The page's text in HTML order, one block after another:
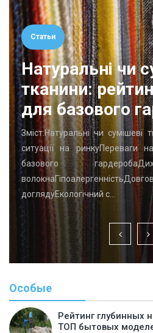
Статьи
Натуральні чи
тканини:
для базового
Зміст:Натуральні чи сумішеві
ситуації на ринкуПереваги
базового
доглядуЕкологічний с…
Особые
Рейтинг глубинных
ТОП бытовых